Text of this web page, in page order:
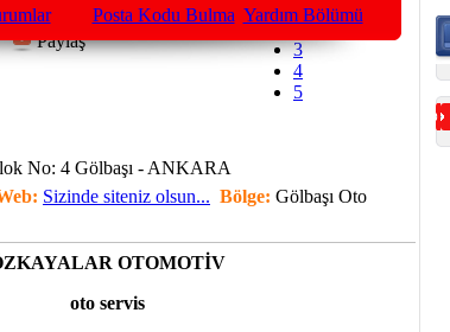
Posta Kodu Bulma Yardım Bölümü
Paylaş
2
3
4
5
No: 4 Gölbaşı - ANKARA
Sizinde siteniz olsun... Bölge: Gölbaşı Oto
OTOMOTİV
oto servis